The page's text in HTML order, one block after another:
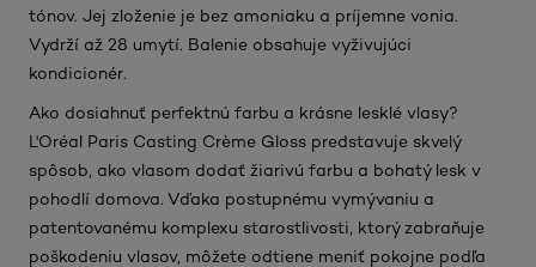
tónov. Jej zloženie je bez amoniaku a príjemne vonia.
Vydrží až 28 umytí. Balenie obsahuje vyživujúci
kondicionér.
Ako dosiahnuť perfektnú farbu a krásne lesklé vlasy?
L'Oréal Paris Casting Crème Gloss predstavuje skvelý
spôsob, ako vlasom dodať žiarivú farbu a bohatý lesk v
pohodlí domova. Vďaka postupnému vymývaniu a
patentovanému komplexu starostlivosti, ktorý zabraňuje
poškodeniu vlasov, môžete odtiene meniť pokojne podľa